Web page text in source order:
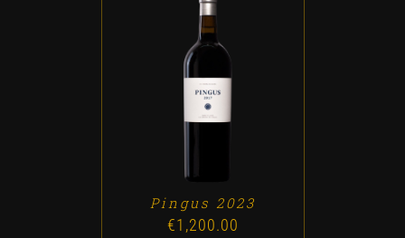
ADD TO CART /
Pingus 2023
€1,200.00